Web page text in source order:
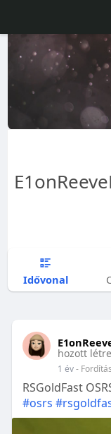
Idővonal
hozott létre
1 év- Fordítás
RSGoldFast
#osrs